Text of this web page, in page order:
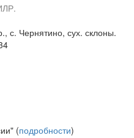
с. Чернятино, сух. склоны.
(подробности)